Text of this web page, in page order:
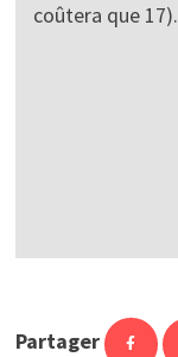
coûtera que 17).
Partager